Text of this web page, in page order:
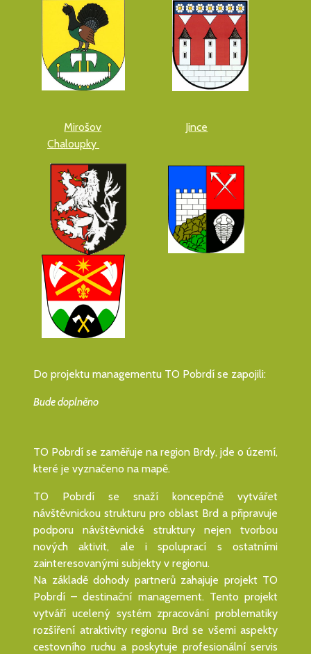
Mirošov
Jince
Chaloupky
Do projektu managementu TO Pobrdí se zapojili:
Bude doplněno
TO Pobrdí se zaměřuje na region Brdy, jde o území,
které je vyznačeno na mapě.
TO Pobrdí se snaží koncepčně vytvářet
návštěvnickou strukturu pro oblast Brd a připravuje
podporu návštěvnické struktury nejen tvorbou
nových aktivit, ale i spoluprací s ostatními
zainteresovanými subjekty v regionu.
Na základě dohody partnerů zahajuje projekt TO
Pobrdí – destinační management. Tento projekt
vytváří ucelený systém zpracování problematiky
rozšíření atraktivity regionu Brd se všemi aspekty
cestovního ruchu a poskytuje profesionální servis